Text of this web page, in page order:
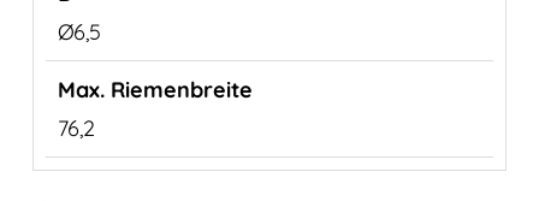
Ø6,5
76,2